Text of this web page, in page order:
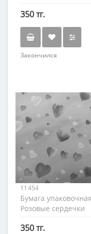
350 тг.
Закончился
11454
Бумага упаковочная
Розовые сердечки
350 тг.